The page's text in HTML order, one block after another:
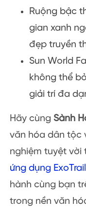
Ruộng bậc
gian xanh
đẹp truyền
Sun World
không thể
giải trí đa
Hãy cùng Sành
văn hóa dân tộc
nghiệm tuyệt vời
ứng dụng
hành cùng bạn
trong nền văn